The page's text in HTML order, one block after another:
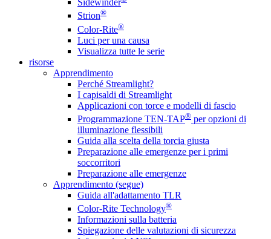
Sidewinder
Strion®
Color-Rite®
Luci per una causa
Visualizza tutte le serie
risorse
Apprendimento
Perché Streamlight?
I capisaldi di Streamlight
Applicazioni con torce e modelli di fascio
Programmazione TEN-TAP® per opzioni di
illuminazione flessibili
Guida alla scelta della torcia giusta
Preparazione alle emergenze per i primi
soccorritori
Preparazione alle emergenze
Apprendimento (segue)
Guida all'adattamento TLR
Color-Rite Technology®
Informazioni sulla batteria
Spiegazione delle valutazioni di sicurezza